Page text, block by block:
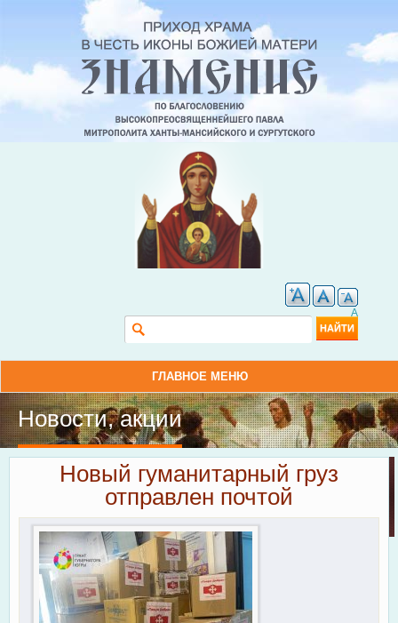
A
Форма поиска
ГЛАВНОЕ МЕНЮ
Новости, акции
Новый гуманитарный груз
отправлен почтой